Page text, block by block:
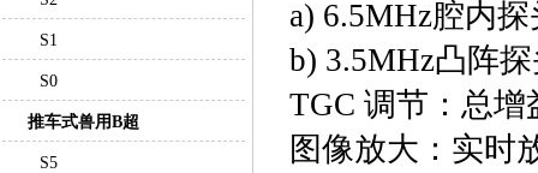
S1
S0
推车式兽用B超
S5
a) 6.5MHz腔内
b) 3.5MHz凸阵
TGC 调节：总增
图像放大：实时